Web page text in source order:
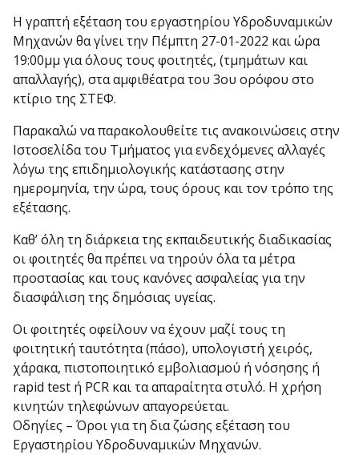
Η γραπτή εξέταση του εργαστηρίου Υδροδυναμικών
Μηχανών θα γίνει την Πέμπτη 27-01-2022 και ώρα
19:00μμ για όλους τους φοιτητές, (τμημάτων και
απαλλαγής), στα αμφιθέατρα του 3ου ορόφου στο
κτίριο της ΣΤΕΦ.
Παρακαλώ να παρακολουθείτε τις ανακοινώσεις στην
Ιστοσελίδα του Τμήματος για ενδεχόμενες αλλαγές
λόγω της επιδημιολογικής κατάστασης στην
ημερομηνία, την ώρα, τους όρους και τον τρόπο της
εξέτασης.
Καθ’ όλη τη διάρκεια της εκπαιδευτικής διαδικασίας
οι φοιτητές θα πρέπει να τηρούν όλα τα μέτρα
προστασίας και τους κανόνες ασφαλείας για την
διασφάλιση της δημόσιας υγείας.
Οι φοιτητές οφείλουν να έχουν μαζί τους τη
φοιτητική ταυτότητα (πάσο), υπολογιστή χειρός,
χάρακα, πιστοποιητικό εμβολιασμού ή νόσησης ή
rapid test ή PCR και τα απαραίτητα στυλό. Η χρήση
κινητών τηλεφώνων απαγορεύεται.
Οδηγίες – Όροι για τη δια ζώσης εξέταση του
Εργαστηρίου Υδροδυναμικών Μηχανών.